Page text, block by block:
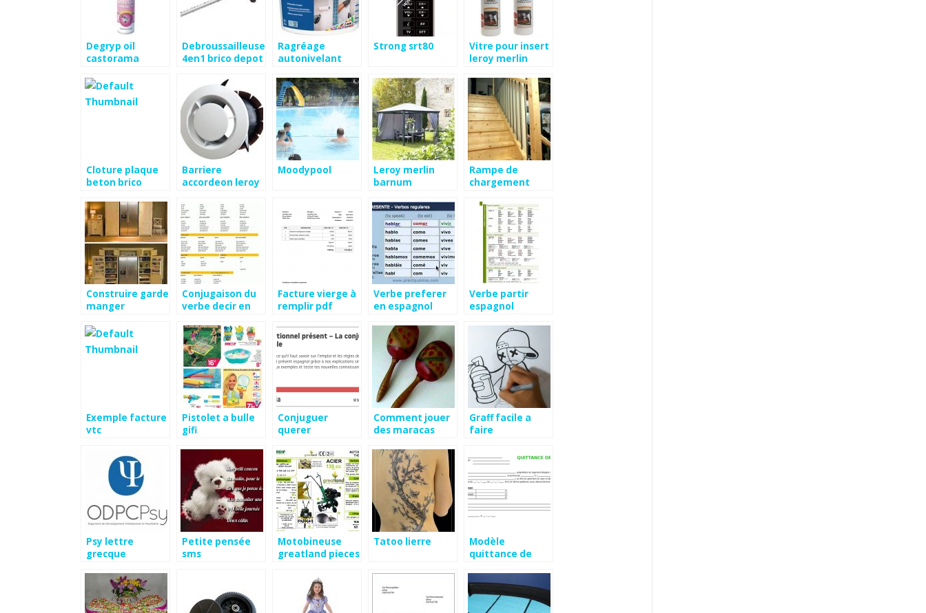
Degryp oil
castorama
Debroussailleuse
4en1 brico depot
Ragréage
autonivelant
Strong srt80
Vitre pour insert
leroy merlin
Cloture plaque
beton brico
Barriere
accordeon leroy
Moodypool
Leroy merlin
barnum
Rampe de
chargement
Construire garde
manger
Conjugaison du
verbe decir en
Facture vierge à
remplir pdf
Verbe preferer
en espagnol
Verbe partir
espagnol
Exemple facture
vtc
Pistolet a bulle
gifi
Conjuguer
querer
Comment jouer
des maracas
Graff facile a
faire
Psy lettre
grecque
Petite pensée
sms
Motobineuse
greatland pieces
Tatoo lierre
Modèle
quittance de
gratuit